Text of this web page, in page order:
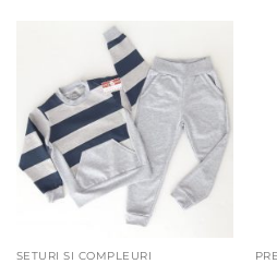
SETURI SI COMPLEURI